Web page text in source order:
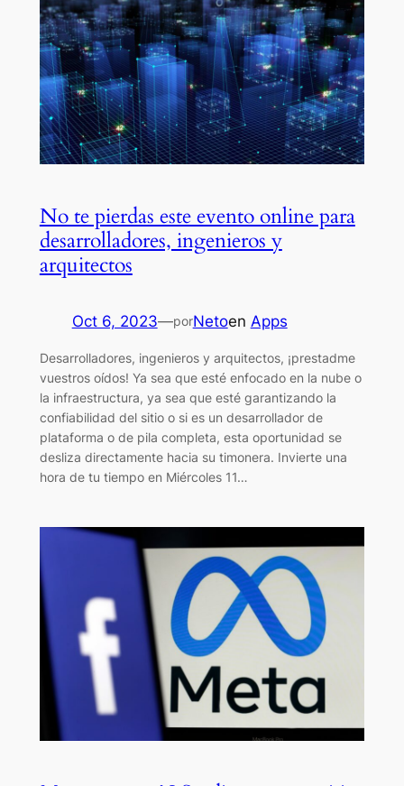
No te pierdas este evento online para
desarrolladores, ingenieros y
arquitectos
Oct 6, 2023—porNetoen Apps
Desarrolladores, ingenieros y arquitectos, ¡prestadme
vuestros oídos! Ya sea que esté enfocado en la nube o
la infraestructura, ya sea que esté garantizando la
confiabilidad del sitio o si es un desarrollador de
plataforma o de pila completa, esta oportunidad se
desliza directamente hacia su timonera. Invierte una
hora de tu tiempo en Miércoles 11…